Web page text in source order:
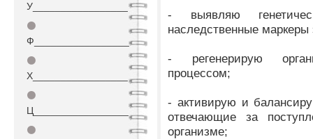
У_________________
⚫
Ф_________________
⚫
Х_________________
⚫
Ц_________________
⚫
- выявляю
наследственные
- регенерирую
процессом;
- активирую и
отвечающие за
организме;